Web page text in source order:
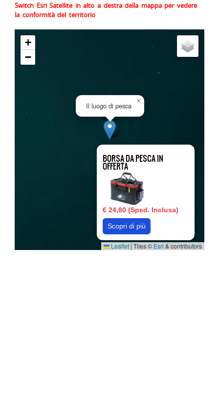
Switch Esri Satellite in alto a destra della mappa per vedere
la conformità del territorio
BORSA DA PESCA IN
OFFERTA
€ 24,80 (Sped. Inclusa)
Scopri di più
Il luogo di pesca
×
+
−
Leaflet | Tiles © Esri & contributors